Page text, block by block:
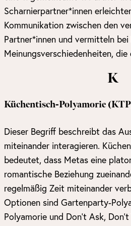
Scharnierpartner*innen
Kommunikation zwischen den
Partner*innen und vermitteln
Meinungsverschiedenheiten,
K
Küchentisch-Polyamorie
Dieser Begriff beschreibt das
miteinander interagieren.
bedeutet, dass Metas eine
romantische Beziehung
regelmäßig Zeit miteinander
Optionen sind Gartenparty-
Polyamorie und Don’t Ask, Don’t